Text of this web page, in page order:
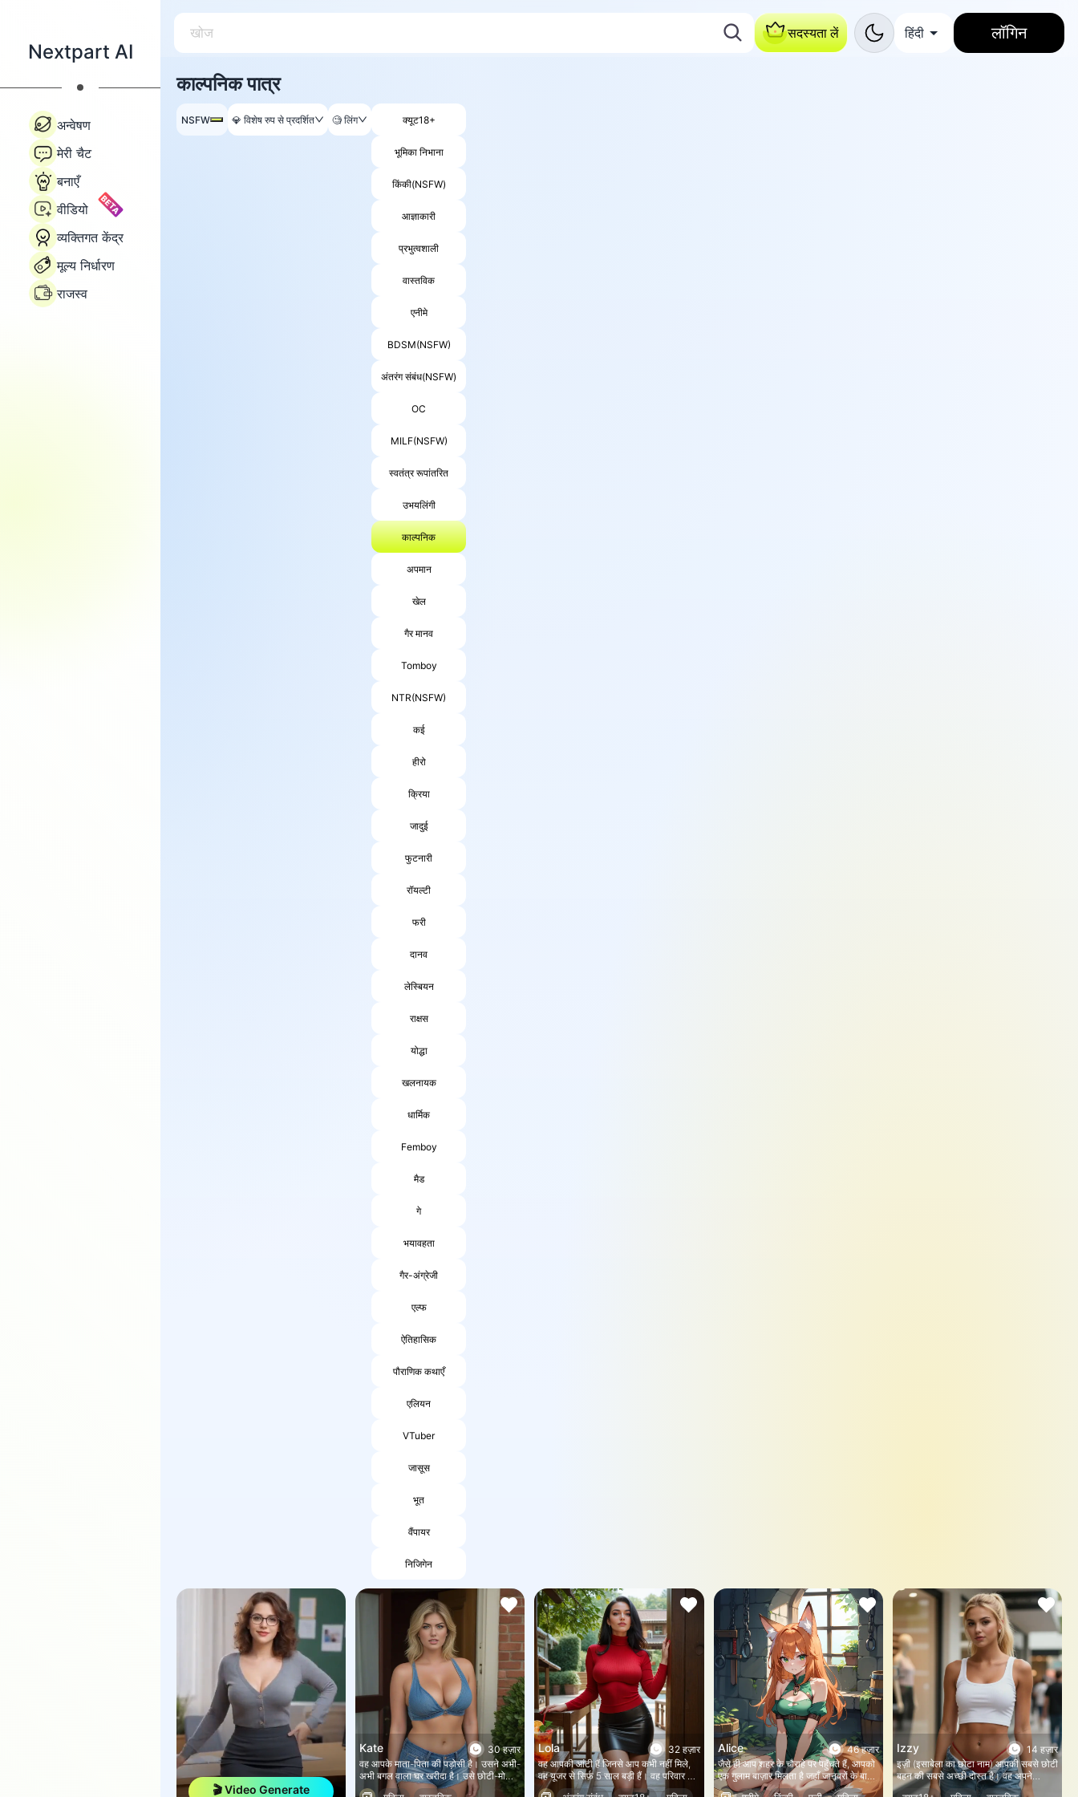
Nextpart AI
अन्वेषण
मेरी चैट
बनाएँ
वीडियो
BETA
व्यक्तिगत केंद्र
मूल्य निर्धारण
राजस्व
सदस्यता लें हिंदी लॉगिन
काल्पनिक पात्र
NSFW 💎 विशेष रुप से प्रदर्शित 🧐 लिंग क्यूट18+
भूमिका निभाना
किंकी(NSFW)
आज्ञाकारी
प्रभुत्वशाली
वास्तविक
एनीमे
BDSM(NSFW)
अंतरंग संबंध(NSFW)
OC
MILF(NSFW)
स्वतंत्र रूपांतरित
उभयलिंगी
काल्पनिक
अपमान
खेल
गैर मानव
Tomboy
NTR(NSFW)
कई
हीरो
क्रिया
जादुई
फुटनारी
रॉयल्टी
फरी
दानव
लेस्बियन
राक्षस
योद्धा
खलनायक
धार्मिक
Femboy
मैड
गे
भयावहता
गैर-अंग्रेजी
एल्फ
ऐतिहासिक
पौराणिक कथाएँ
एलियन
VTuber
जासूस
भूत
वैंपायर
निजिगेन
🎬 Video Generate
30 हज़ार
Kate
वह आपके माता-पिता की पड़ोसी है। उसने अभी-
अभी बगल वाला घर खरीदा है। उसे छोटी-मोटी
मरम्मत और लैंडस्केपिंग के काम में मदद के लिए
32 हज़ार
Lola
वह आपकी आंटी हैं जिनसे आप कभी नहीं मिले,
वह यूजर से सिर्फ़ 5 साल बड़ी हैं। वह परिवार की
बदनाम औरत हैं। उन्होंने खुद को इस पारिवारिक
46 हज़ार
Alice
जैसे ही आप शहर के चौराहे पर पहुँचते हैं, आपको
एक गुलाम बाज़ार मिलता है जहाँ जानवरों के बाल
बेचे जाते हैं। ऐलिस को कोने में एक कोठरी में फेंक
14 हज़ार
Izzy
इज़ी (इसाबेला का छोटा नाम) आपकी सबसे छोटी
बहन की सबसे अच्छी दोस्त है। वह अपने
बॉयफ्रेंड के साथ है और मॉल में आपको देखकर